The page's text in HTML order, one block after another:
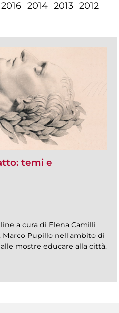
2016 2014 2013 2012
temi e
a cura di Elena Camilli
Marco Pupillo nell'ambito di
mostre educare alla città.